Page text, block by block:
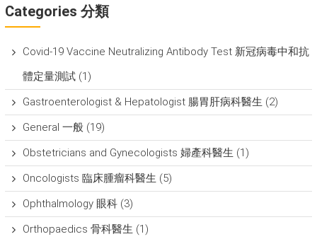
Categories 分類
Covid-19 Vaccine Neutralizing Antibody Test 新冠病毒中和抗
體定量測試(1)
Gastroenterologist & Hepatologist 腸胃肝病科醫生 (2)
General 一般(19)
Obstetricians and Gynecologists 婦產科醫生 (1)
Oncologists 臨床腫瘤科醫生 (5)
Ophthalmology 眼科(3)
Orthopaedics 骨科醫生 (1)